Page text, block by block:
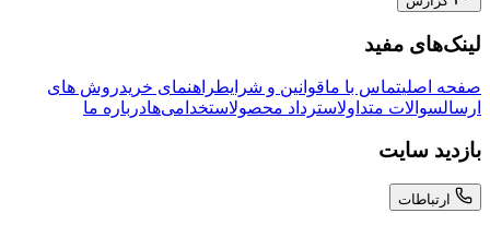
لینک‌های مفید
صفحه اصلیتماس با ماقوانین و شرایطراهنمای خریدروش های
ارسالسوالات متداولاسترداد محصولاستخدامی‌هادرباره ما
بازدید سایت
ارتباطات